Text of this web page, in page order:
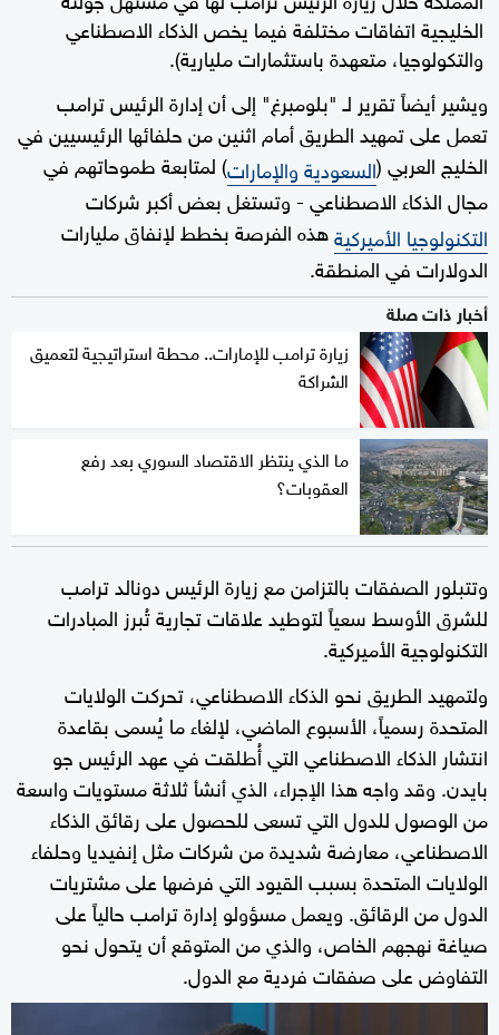
الخليجية اتفاقات مختلفة فيما يخص الذكاء الاصطناعي
والتكولوجيا، متعهدة باستثمارات مليارية).
ويشير أيضاً تقرير لـ "بلومبرغ" إلى أن إدارة الرئيس ترامب
تعمل على تمهيد الطريق أمام اثنين من حلفائها الرئيسيين في
الخليج العربي (السعودية والإمارات) لمتابعة طموحاتهم في
مجال الذكاء الاصطناعي - وتستغل بعض أكبر شركات
التكنولوجيا الأميركيةهذه الفرصة بخطط لإنفاق مليارات
الدولارات في المنطقة.
أخبار ذات صلة
زيارة ترامب للإمارات.. محطة استراتيجية لتعميق
الشراكة
ما الذي ينتظر الاقتصاد السوري بعد رفع
العقوبات؟
وتتبلور الصفقات بالتزامن مع زيارة الرئيس دونالد ترامب
للشرق الأوسط سعياً لتوطيد علاقات تجارية تُبرز المبادرات
التكنولوجية الأميركية.
ولتمهيد الطريق نحو الذكاء الاصطناعي، تحركت الولايات
المتحدة رسمياً، الأسبوع الماضي، لإلغاء ما يُسمى بقاعدة
انتشار الذكاء الاصطناعي التي أُطلقت في عهد الرئيس جو
بايدن. وقد واجه هذا الإجراء، الذي أنشأ ثلاثة مستويات واسعة
من الوصول للدول التي تسعى للحصول على رقائق الذكاء
الاصطناعي، معارضة شديدة من شركات مثل إنفيديا وحلفاء
الولايات المتحدة بسبب القيود التي فرضها على مشتريات
الدول من الرقائق. ويعمل مسؤولو إدارة ترامب حالياً على
صياغة نهجهم الخاص، والذي من المتوقع أن يتحول نحو
التفاوض على صفقات فردية مع الدول.